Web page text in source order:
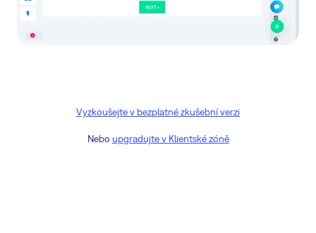
Vyzkoušejte v bezplatné zkušební verzi
Nebo upgradujte v Klientské zóně